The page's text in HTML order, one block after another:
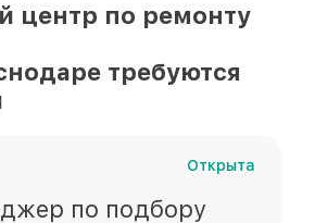
центр по ремонту
требуются
Открыта
по подбору